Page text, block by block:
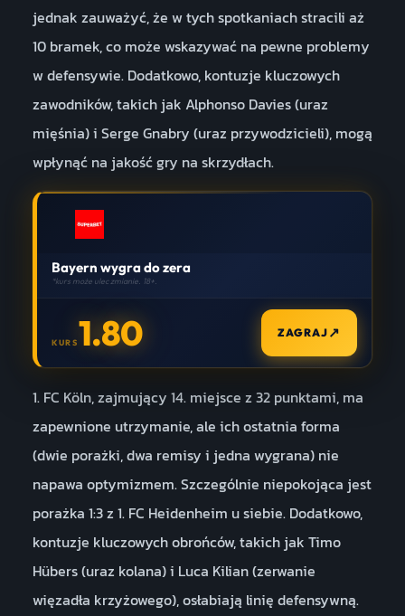
jednak zauważyć, że w tych spotkaniach stracili aż
10 bramek, co może wskazywać na pewne problemy
w defensywie. Dodatkowo, kontuzje kluczowych
zawodników, takich jak Alphonso Davies (uraz
mięśnia) i Serge Gnabry (uraz przywodzicieli), mogą
wpłynąć na jakość gry na skrzydłach.
Bayern wygra do zera
*kurs może ulec zmianie. 18+.
KURS1.80 ZAGRAJ ↗
1. FC Köln, zajmujący 14. miejsce z 32 punktami, ma
zapewnione utrzymanie, ale ich ostatnia forma
(dwie porażki, dwa remisy i jedna wygrana) nie
napawa optymizmem. Szczególnie niepokojąca jest
porażka 1:3 z 1. FC Heidenheim u siebie. Dodatkowo,
kontuzje kluczowych obrońców, takich jak Timo
Hübers (uraz kolana) i Luca Kilian (zerwanie
więzadła krzyżowego), osłabiają linię defensywną.